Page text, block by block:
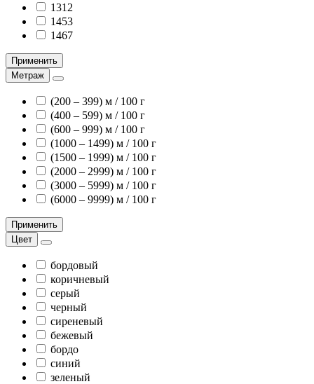
1312
1453
1467
Применить
Метраж
(200 – 399) м / 100 г
(400 – 599) м / 100 г
(600 – 999) м / 100 г
(1000 – 1499) м / 100 г
(1500 – 1999) м / 100 г
(2000 – 2999) м / 100 г
(3000 – 5999) м / 100 г
(6000 – 9999) м / 100 г
Применить
Цвет
бордовый
коричневый
серый
черный
сиреневый
бежевый
бордо
синий
зеленый